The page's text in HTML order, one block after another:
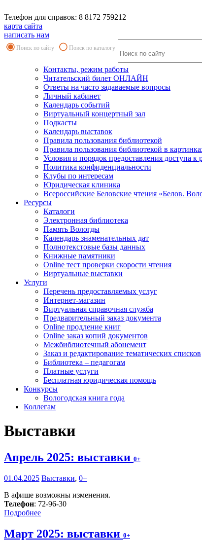
Телефон для справок: 8 8172 759212
карта сайта
написать нам
Поиск по сайту Поиск по каталогу
Контакты, режим работы
Читательский билет ОНЛАЙН
Ответы на часто задаваемые вопросы
Личный кабинет
Календарь событий
Виртуальный концертный зал
Подкасты
Календарь выставок
Правила пользования библиотекой
Правила пользования библиотекой в
Условия и порядок предоставления доступа к
Политика конфиденциальности
Клубы по интересам
Юридическая клиника
Всероссийские Беловские чтения «Белов.
Ресурсы
Каталоги
Электронная библиотека
Память Вологды
Календарь знаменательных дат
Полнотекстовые базы данных
Книжные памятники
Online тест проверки скорости чтения
Виртуальные выставки
Услуги
Перечень предоставляемых услуг
Интернет-магазин
Виртуальная справочная служба
Предварительный заказ документа
Online продление книг
Online заказ копий документов
Межбиблиотечный абонемент
Заказ и редактирование тематических списков
Библиотека – педагогам
Платные услуги
Бесплатная юридическая помощь
Конкурсы
Вологодская книга года
Коллегам
Выставки
Апрель 2025: выставки 0+
01.04.2025 Выставки, 0+
В афише возможны изменения.
Телефон: 72-96-30
Подробнее
Март 2025: выставки 0+